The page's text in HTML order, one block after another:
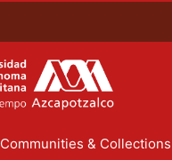
Communities & Collections